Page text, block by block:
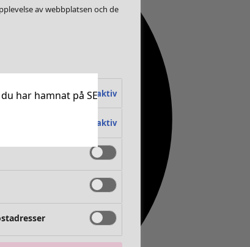
har hamnat på SE
av webbplatsen och de
Alltid aktiv
Alltid aktiv